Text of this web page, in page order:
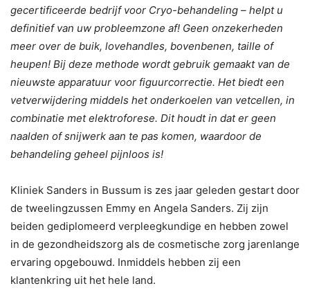
gecertificeerde bedrijf voor Cryo-behandeling – helpt u
definitief van uw probleemzone af! Geen onzekerheden
meer over de buik, lovehandles, bovenbenen, taille of
heupen! Bij deze methode wordt gebruik gemaakt van de
nieuwste apparatuur voor figuurcorrectie. Het biedt een
vetverwijdering middels het onderkoelen van vetcellen, in
combinatie met elektroforese. Dit houdt in dat er geen
naalden of snijwerk aan te pas komen, waardoor de
behandeling geheel pijnloos is!
Kliniek Sanders in Bussum is zes jaar geleden gestart door
de tweelingzussen Emmy en Angela Sanders. Zij zijn
beiden gediplomeerd verpleegkundige en hebben zowel
in de gezondheidszorg als de cosmetische zorg jarenlange
ervaring opgebouwd. Inmiddels hebben zij een
klantenkring uit het hele land.